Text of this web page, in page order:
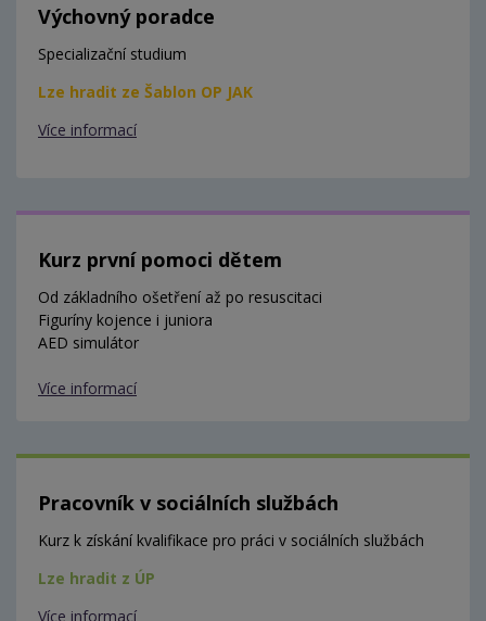
Výchovný poradce
Specializační studium
Lze hradit ze Šablon OP JAK
Více informací
Kurz první pomoci dětem
Od základního ošetření až po resuscitaci
Figuríny kojence i juniora
AED simulátor
Více informací
Pracovník v sociálních službách
Kurz k získání kvalifikace pro práci v sociálních službách
Lze hradit z ÚP
Více informací